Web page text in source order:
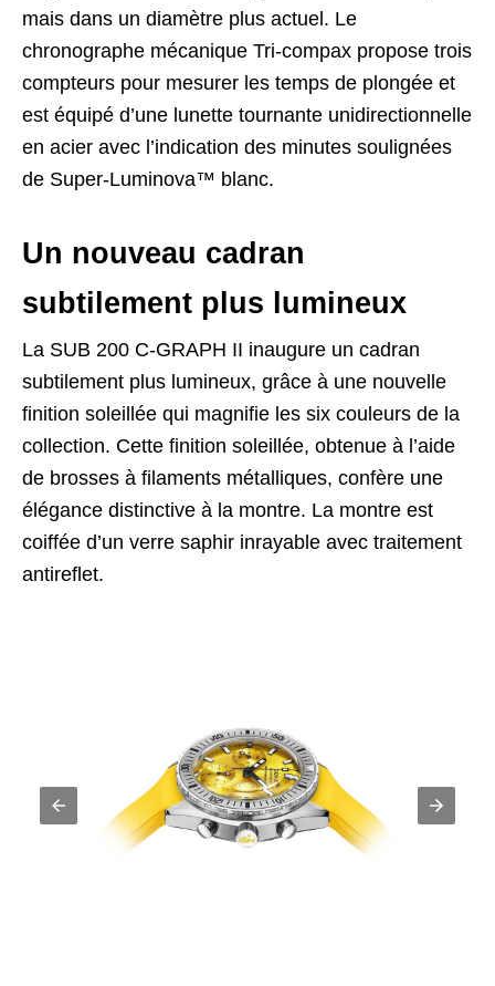
mais dans un diamètre plus actuel. Le
chronographe mécanique Tri-compax propose trois
compteurs pour mesurer les temps de plongée et
est équipé d’une lunette tournante unidirectionnelle
en acier avec l’indication des minutes soulignées
de Super-Luminova™ blanc.
Un nouveau cadran
subtilement plus lumineux
La SUB 200 C-GRAPH II inaugure un cadran
subtilement plus lumineux, grâce à une nouvelle
finition soleillée qui magnifie les six couleurs de la
collection. Cette finition soleillée, obtenue à l’aide
de brosses à filaments métalliques, confère une
élégance distinctive à la montre. La montre est
coiffée d’un verre saphir inrayable avec traitement
antireflet.